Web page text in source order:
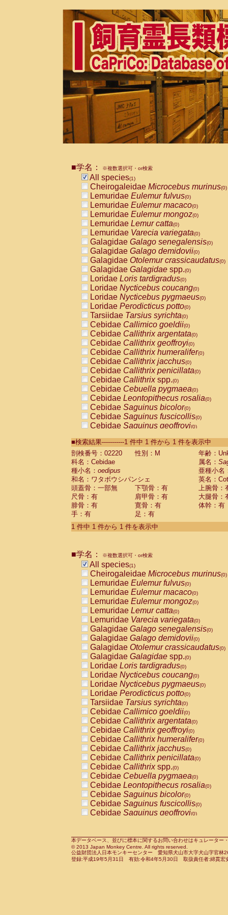
■学名： ※複数選択可・or検索
All species(1)
Cheirogaleidae Microcebus murinus(0)
Lemuridae Eulemur fulvus(0)
Lemuridae Eulemur macaco(0)
Lemuridae Eulemur mongoz(0)
Lemuridae Lemur catta(0)
Lemuridae Varecia variegata(0)
Galagidae Galago senegalensis(0)
Galagidae Galago demidovii(0)
Galagidae Otolemur crassicaudatus(0)
Galagidae Galagidae spp.(0)
Loridae Loris tardigradus(0)
Loridae Nycticebus coucang(0)
Loridae Nycticebus pygmaeus(0)
Loridae Perodicticus potto(0)
Tarsiidae Tarsius syrichta(0)
Cebidae Callimico goeldii(0)
Cebidae Callithrix argentata(0)
Cebidae Callithrix geoffroyi(0)
Cebidae Callithrix humeralifer(0)
Cebidae Callithrix jacchus(0)
Cebidae Callithrix penicillata(0)
Cebidae Callithrixspp.(0)
Cebidae Cebuella pygmaea(0)
Cebidae Leontopithecus rosalia(0)
Cebidae Saguinus bicolor(0)
Cebidae Saguinus fuscicollis(0)
Cebidae Saguinus geoffroyi(0)
CebidaeSaguinus labiatus(0)
Cebidae Saguinus leucopus (0)
Cebidae
Cebidae
CebidaeSaguinus nigricollis (0)
Cebidae Saguinus oedipus
Cebidae Saguinus weddelli
Cebidae Saguinusspp.
Cebidae Aotus trivirgatus
Cebidae Cebus albifrons
CebidaeCebus nigrivittatus
CebidaeCebus
CebidaeSaimiri boliviensis(0)
CebidaeSaimiri sciureus(0)
AtelidaeAlouatta caraya(0)
AtelidaeAlouatta fusca(0)
AtelidaeAlouatta seniculus
AtelidaeAlouattaspp.(0)
AtelidaeAteles belzebuth(0)
AtelidaeAteles geoffroyi(0)
AtelidaeAteles paniscus(0)
AtelidaeAtelesspp.(0)
Atelidae Lagothrix lagothricha
AtelidaeLagothrix lagothricha cana
PitheciidaeCacajao calvus
PitheciidaeCallicebus cupreus
PitheciidaeCallicebus donacophilus
PitheciidaeCallicebus moloch
PitheciidaeCallicebus torquatus
PitheciidaeCallicebusspp.(0)
PitheciidaeChiropotes satanas(0)
PitheciidaePithecia monachus
PitheciidaePithecia pithecia(0)
CercopithecidaeCercocebus agilis
CercopithecidaeCercocebus
CercopithecidaeCercocebus
CercopithecidaeCercocebus
CercopithecidaeCercocebus
CercopithecidaeCercocebushybrid
CercopithecidaePapio anubis(0)
CercopithecidaePapio cynocephalus
CercopithecidaePapio hamadryas(0)
■検索結果-----------1 件中 1 件から 1 件を表示中
剖検番号：02220
性別：M
年齢：
科名：Cebidae
属名：
種小名： oedipus
亜種小名
和名：ワタボウシパンシェ
英名：
頭蓋骨：一部無
下顎骨：有
上腕骨：
尺骨：有
肩甲骨：有
大腿骨：
腓骨：有
寛骨：有
体幹：有
手：有
足：有
1 件中 1 件から 1 件を表示中
■学名： ※複数選択可・or検索
All species(1)
Cheirogaleidae Microcebus murinus(0)
Lemuridae Eulemur fulvus(0)
Lemuridae Eulemur macaco(0)
Lemuridae Eulemur mongoz(0)
Lemuridae Lemur catta(0)
Lemuridae Varecia variegata(0)
Galagidae Galago senegalensis(0)
Galagidae Galago demidovii(0)
Galagidae Otolemur crassicaudatus(0)
Galagidae Galagidae spp.(0)
Loridae Loris tardigradus(0)
Loridae Nycticebus coucang(0)
Loridae Nycticebus pygmaeus(0)
Loridae Perodicticus potto(0)
Tarsiidae Tarsius syrichta(0)
Cebidae Callimico goeldii(0)
Cebidae Callithrix argentata(0)
Cebidae Callithrix geoffroyi(0)
Cebidae Callithrix humeralifer(0)
Cebidae Callithrix jacchus(0)
Cebidae Callithrix penicillata(0)
Cebidae Callithrixspp.(0)
Cebidae Cebuella pygmaea(0)
Cebidae Leontopithecus rosalia(0)
Cebidae Saguinus bicolor(0)
Cebidae Saguinus fuscicollis(0)
Cebidae Saguinus geoffroyi(0)
CebidaeSaguinus leucopus(0)
CebidaeSaguinus midas(0)
Cebidae Saguinus mystax(0)
本データベース、並びに標本に関するお問い合わせはキュレータ
© 2013 Japan Monkey Centre. All rights reserved.
公益財団法人日本モンキーセンター 愛知県犬山市大字犬山字官
登録:平成19年5月31日 有効:令和4年5月30日 取扱責任者:綿貫宏